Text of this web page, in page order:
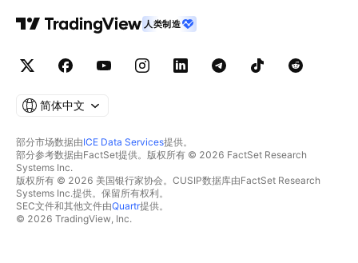
人类制造
简体中文
部分市场数据由ICE Data Services提供。
部分参考数据由FactSet提供。版权所有 © 2026 FactSet Research
Systems Inc.
版权所有 © 2026 美国银行家协会。CUSIP数据库由FactSet Research
Systems Inc.提供。保留所有权利。
SEC文件和其他文件由Quartr提供。
© 2026 TradingView, Inc.